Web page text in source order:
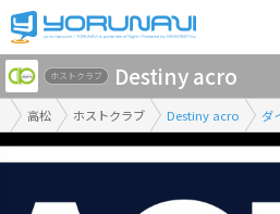
香
川
県
版
高松 ホストクラブ Destiny acro ダ
ホストクラブ Destiny acro